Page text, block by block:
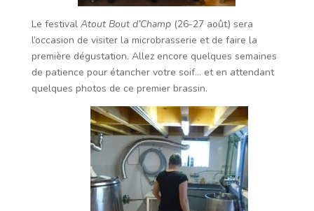
Le festival Atout Bout d’Champ(26-27 août) sera
l’occasion de visiter la microbrasserie et de faire la
première dégustation. Allez encore quelques semaines
de patience pour étancher votre soif… et en attendant
quelques photos de ce premier brassin.